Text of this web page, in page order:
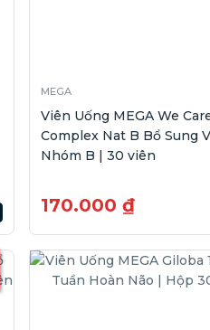
MEGA
Viên Uống MEGA We
Complex Nat B Bổ Sung
Nhóm B | 30 viên
170.000 ₫